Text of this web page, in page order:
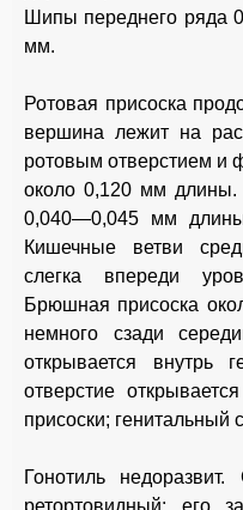
Шипы переднего ряда
мм.
Ротовая присоска
вершина лежит на
ротовым отверстием и
около 0,120 мм длины.
0,040—0,045 мм
Кишечные ветви
слегка впереди
Брюшная присоска
немного сзади
открывается внутрь
отверстие
присоски; генитальный
Гонотиль
ретортовидный; его